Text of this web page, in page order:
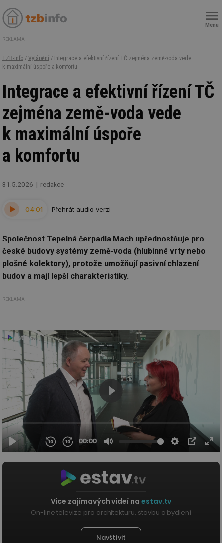
Menu
REKLAMA
TZB-info / Vytápění / Integrace a efektivní řízení TČ zejména země-voda vede
k maximální úspoře a komfortu
Integrace a efektivní řízení TČ
zejména země-voda vede
k maximální úspoře
a komfortu
31.5.2026 redakce
04:01 Přehrát audio verzi
Společnost Tepelná čerpadla Mach upřednostňuje pro
české budovy systémy země-voda (hlubinné vrty nebo
plošné kolektory), protože umožňují pasivní chlazení
budov a mají lepší charakteristiky.
REKLAMA
Více zajímavých videí na estav.tv
On-line televize pro architekturu, stavbu a bydlení
Navštívit